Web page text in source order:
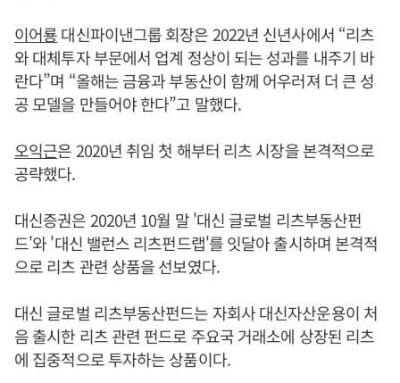
이어룡대신파이낸그룹 회장은 2022년 신년사에서 “리츠
와 대체투자 부문에서 업계 정상이 되는 성과를 내주기 바
란다”며 “올해는 금융과 부동산이 함께 어우러져 더 큰 성
공 모델을 만들어야 한다”고 말했다.
오익근은 2020년 취임 첫 해부터 리츠 시장을 본격적으로
공략했다.
대신증권은 2020년 10월 말 '대신 글로벌 리츠부동산펀
드'와 '대신 밸런스 리츠펀드랩'를 잇달아 출시하며 본격적
으로 리츠 관련 상품을 선보였다.
대신 글로벌 리츠부동산펀드는 자회사 대신자산운용이 처
음 출시한 리츠 관련 펀드로 주요국 거래소에 상장된 리츠
에 집중적으로 투자하는 상품이다.